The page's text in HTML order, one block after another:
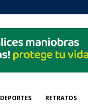
DEPORTES RETRATOS